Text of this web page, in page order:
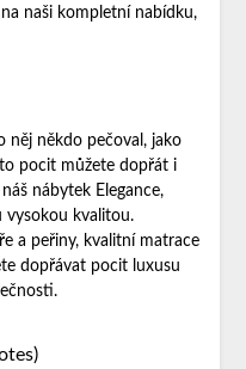
naši kompletní nabídku,
něj někdo pečoval, jako
pocit můžete dopřát i
nábytek Elegance,
vysokou kvalitou.
a peřiny, kvalitní matrace
dopřávat pocit luxusu